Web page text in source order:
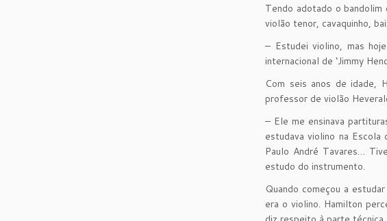
Tendo adotado o
violão tenor, cavaquinho,
– Estudei violino, mas
internacional de ‘Jimmy
Com seis anos de idade,
professor de violão
– Ele me ensinava
estudava violino na
Paulo André Tavares…
estudo do instrumento.
Quando começou a
era o violino. Hamilton